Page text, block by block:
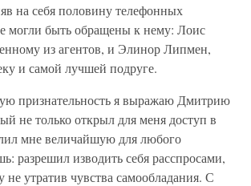
на себя половину телефонных
могли быть обращены к нему: Лоис
из агентов, и Элинор Липмен,
и самой лучшей подруге.
признательность я выражаю Дмитрию
не только открыл для меня доступ в
мне величайшую для любого
разрешил изводить себя расспросами,
не утратив чувства самообладания. С